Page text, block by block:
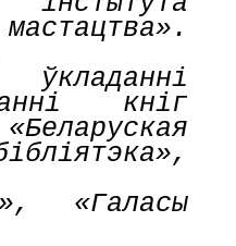
кніг
«Галасы